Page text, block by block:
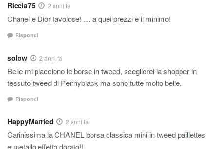
Riccia75 2 anni fa
Chanel e Dior favolose! … a quei prezzi è il minimo!
Rispondi
solow 2 anni fa
Belle mi piacciono le borse in tweed, sceglierei la shopper in
tessuto tweed di Pennyblack ma sono tutte molto belle.
Rispondi
HappyMarried 2 anni fa
Carinissima la CHANEL borsa classica mini in tweed paillettes
e metallo effetto dorato!!